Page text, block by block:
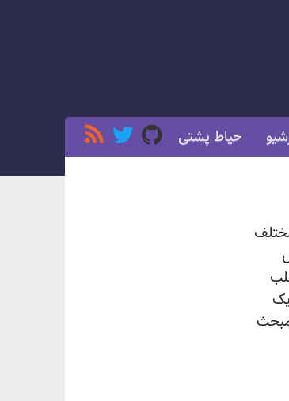
حیاط پشتی